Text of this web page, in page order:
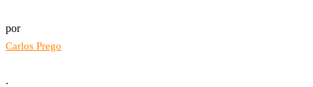
por
Carlos Prego
.